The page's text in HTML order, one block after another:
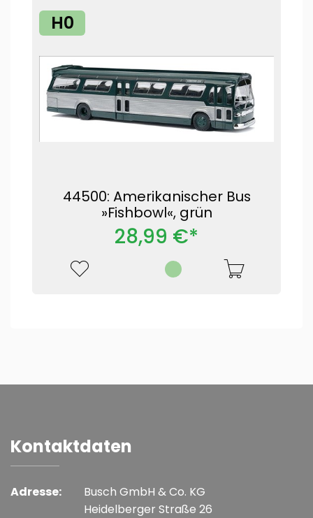
H0
44500: Amerikanischer Bus
»Fishbowl«, grün
28,99 €*
Kontaktdaten
Adresse:
Busch GmbH & Co. KG
Heidelberger Straße 26